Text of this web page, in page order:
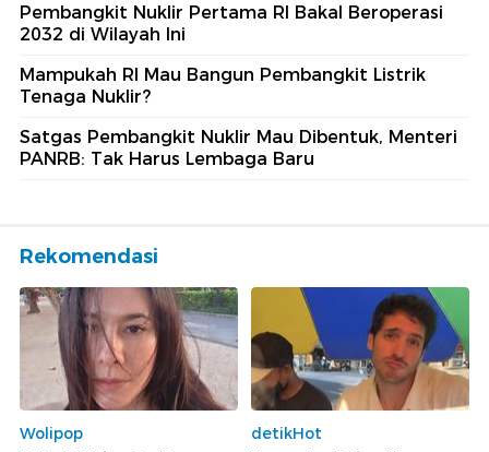
Pembangkit Nuklir Pertama RI Bakal Beroperasi
2032 di Wilayah Ini
Mampukah RI Mau Bangun Pembangkit Listrik
Tenaga Nuklir?
Satgas Pembangkit Nuklir Mau Dibentuk, Menteri
PANRB: Tak Harus Lembaga Baru
Rekomendasi
Wolipop
detikHot